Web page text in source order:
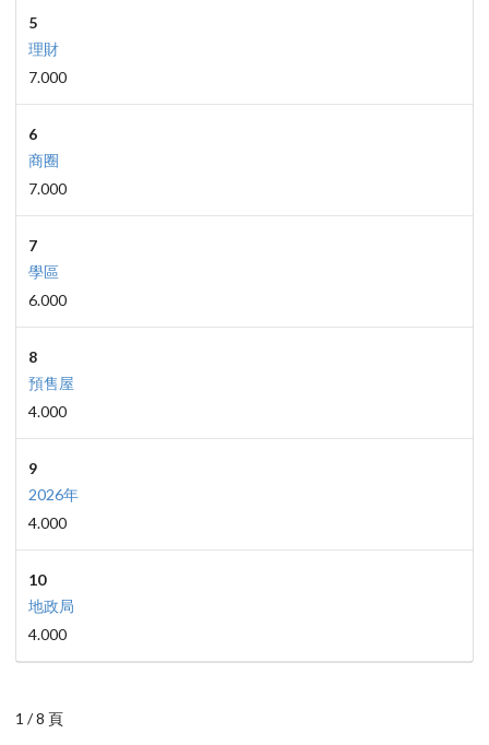
5
理財
7.000
6
商圈
7.000
7
學區
6.000
8
預售屋
4.000
9
2026年
4.000
10
地政局
4.000
1 / 8 頁